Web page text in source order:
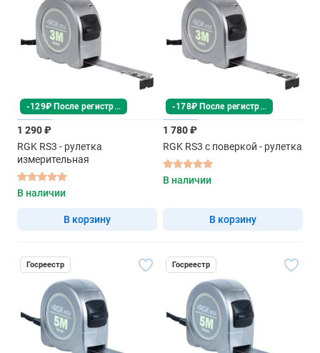
-129₽ После регистрации
1 290 ₽
RGK RS3 - рулетка
измерительная
В наличии
В корзину
-178₽ После регистрации
1 780 ₽
RGK RS3 с поверкой - рулетка
В наличии
В корзину
Госреестр Госреестр